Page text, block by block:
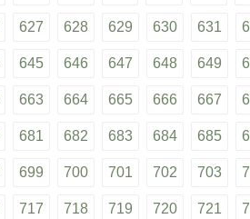
627 628 629 630 631
645 646 647 648 649
663 664 665 666 667
681 682 683 684 685
699 700 701 702 703
717 718 719 720 721